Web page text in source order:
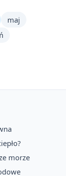
maj
morze